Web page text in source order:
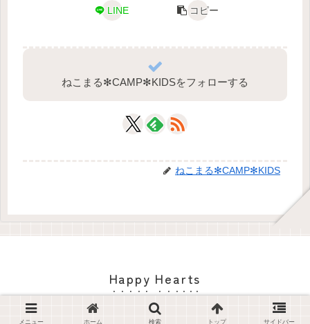
LINE コピー
ねこまる✻CAMP✻KIDSをフォローする
ねこまる✻CAMP✻KIDS
Happy Hearts
© 2017 Happy Hearts.
メニュー ホーム 検索 トップ サイドバー